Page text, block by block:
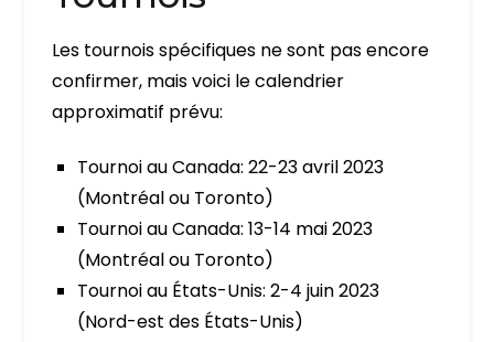
Les tournois spécifiques ne sont pas encore
confirmer, mais voici le calendrier
approximatif prévu:
Tournoi au Canada: 22-23 avril 2023
(Montréal ou Toronto)
Tournoi au Canada: 13-14 mai 2023
(Montréal ou Toronto)
Tournoi au États-Unis: 2-4 juin 2023
(Nord-est des États-Unis)